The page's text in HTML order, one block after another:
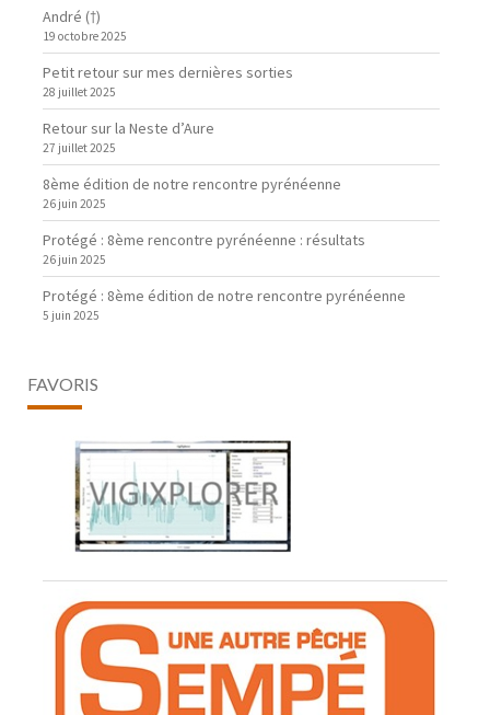
André (†)
19 octobre 2025
Petit retour sur mes dernières sorties
28 juillet 2025
Retour sur la Neste d’Aure
27 juillet 2025
8ème édition de notre rencontre pyrénéenne
26 juin 2025
Protégé : 8ème rencontre pyrénéenne : résultats
26 juin 2025
Protégé : 8ème édition de notre rencontre pyrénéenne
5 juin 2025
FAVORIS